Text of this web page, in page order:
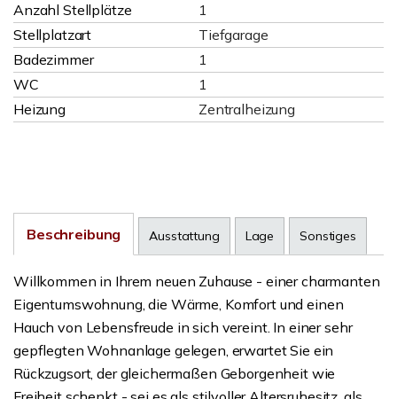
Anzahl Stellplätze
1
Stellplatzart
Tiefgarage
Badezimmer
1
WC
1
Heizung
Zentralheizung
Beschreibung Ausstattung Lage Sonstiges
Willkommen in Ihrem neuen Zuhause - einer charmanten
Eigentumswohnung, die Wärme, Komfort und einen
Hauch von Lebensfreude in sich vereint. In einer sehr
gepflegten Wohnanlage gelegen, erwartet Sie ein
Rückzugsort, der gleichermaßen Geborgenheit wie